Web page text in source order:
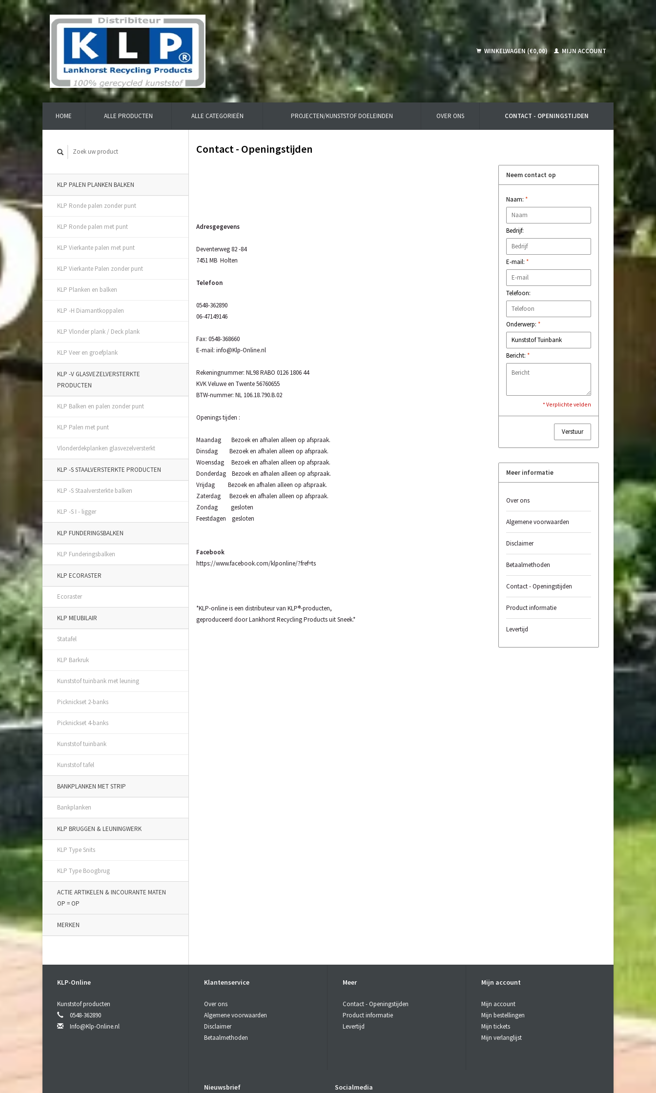
WINKELWAGEN (€0,00) MIJN ACCOUNT
HOME ALLE PRODUCTEN ALLE CATEGORIEËN PROJECTEN/KUNSTSTOF DOELEINDEN OVER ONS CONTACT - OPENINGSTIJDEN
KLP PALEN PLANKEN BALKEN
KLP Ronde palen zonder punt
KLP Ronde palen met punt
KLP Vierkante palen met punt
KLP Vierkante Palen zonder punt
KLP Planken en balken
KLP -H Diamantkoppalen
KLP Vlonder plank / Deck plank
KLP Veer en groefplank
KLP -V GLASVEZELVERSTERKTE
PRODUCTEN
KLP Balken en palen zonder punt
KLP Palen met punt
Vlonderdekplanken glasvezelversterkt
KLP -S STAALVERSTERKTE PRODUCTEN
KLP -S Staalversterkte balken
KLP -S I - ligger
KLP FUNDERINGSBALKEN
KLP Funderingsbalken
KLP ECORASTER
Ecoraster
KLP MEUBILAIR
Statafel
KLP Barkruk
Kunststof tuinbank met leuning
Picknickset 2-banks
Picknickset 4-banks
Kunststof tuinbank
Kunststof tafel
BANKPLANKEN MET STRIP
Bankplanken
KLP BRUGGEN & LEUNINGWERK
KLP Type Snits
KLP Type Boogbrug
ACTIE ARTIKELEN & INCOURANTE MATEN
OP = OP
MERKEN
Contact - Openingstijden
Adresgegevens
Deventerweg 82 -84
7451 MB Holten
Telefoon
0548-362890
06-47149146
Fax: 0548-368660
E-mail: info@Klp-Online.nl
Rekeningnummer: NL98 RABO 0126 1806 44
KVK Veluwe en Twente 56760655
BTW-nummer: NL 106.18.790.B.02
Openings tijden :
Maandag Bezoek en afhalen alleen op afspraak.
Dinsdag Bezoek en afhalen alleen op afspraak.
Woensdag Bezoek en afhalen alleen op afspraak.
Donderdag Bezoek en afhalen alleen op afspraak.
Vrijdag Bezoek en afhalen alleen op afspraak.
Zaterdag Bezoek en afhalen alleen op afspraak.
Zondag gesloten
Feestdagen gesloten
Facebook
https://www.facebook.com/klponline/?fref=ts
*KLP-online is een distributeur van KLP®-producten,
geproduceerd door Lankhorst Recycling Products uit Sneek.*
Neem contact op
Naam: *
Bedrijf:
E-mail: *
Telefoon:
Onderwerp: *
Bericht: *
* Verplichte velden
Verstuur
Meer informatie
Over ons
Algemene voorwaarden
Disclaimer
Betaalmethoden
Contact - Openingstijden
Product informatie
Levertijd
KLP-Online
Kunststof producten
0548-362890
Info@Klp-Online.nl
Klantenservice
Over ons
Algemene voorwaarden
Disclaimer
Betaalmethoden
Meer
Contact - Openingstijden
Product informatie
Levertijd
Mijn account
Mijn account
Mijn bestellingen
Mijn tickets
Mijn verlanglijst
Nieuwsbrief Socialmedia